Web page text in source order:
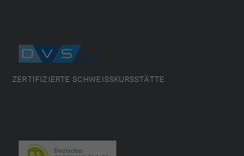
ZERTIFIZIERTE SCHWEISSKURSSTÄTTE